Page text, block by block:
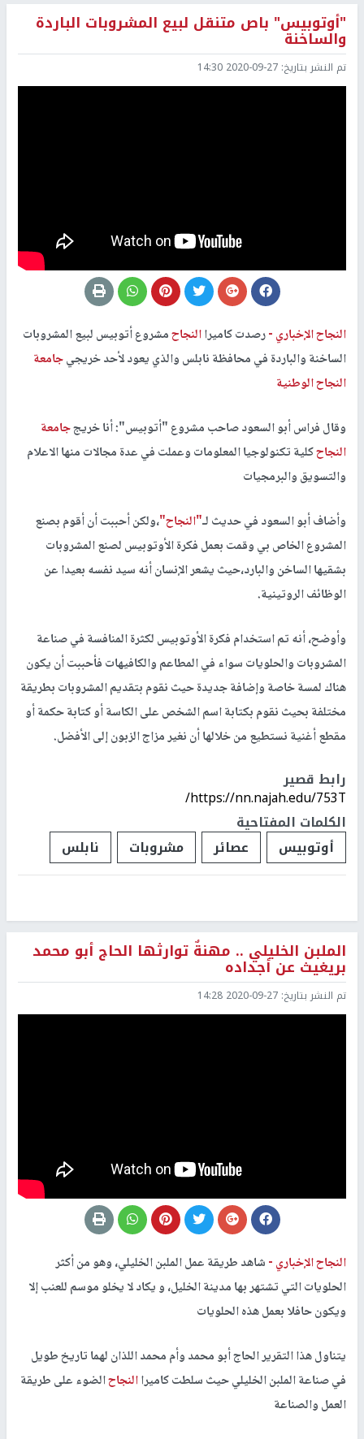
"أوتوبيس" باص متنقل لبيع المشروبات الباردة
والساخنة
تم النشر بتاريخ: 2020-09-27 14:30
النجاح الإخباري -رصدت كاميراالنجاحمشروع أتوبيس لبيع المشروبات
الساخنة والباردة في محافظة نابلس والذي يعود لأحد خريجيجامعة
النجاح الوطنية
وقال فراس أبو السعود صاحب مشروع "أتوبيس": أنا خريججامعة
النجاحكلية تكنولوجيا المعلومات وعملت في عدة مجالات منها الاعلام
والتسويق والبرمجيات
وأضاف أبو السعود في حديث لـ"النجاح"،ولكن أحببت أن أقوم بصنع
المشروع الخاص بي وقمت بعمل فكرة الأوتوبيس لصنع المشروبات
بشقيها الساخن والبارد،حيث يشعر الإنسان أنه سيد نفسه بعيدا عن
الوظائف الروتينية.
وأوضح، أنه تم استخدام فكرة الأوتوبيس لكثرة المنافسة في صناعة
المشروبات والحلويات سواء في المطاعم والكافيهات فأحببت أن يكون
هناك لمسة خاصة وإضافة جديدة حيث نقوم بتقديم المشروبات بطريقة
مختلفة بحيث نقوم بكتابة اسم الشخص على الكاسة أو كتابة حكمة أو
مقطع أغنية نستطيع من خلالها أن نغير مزاج الزبون إلى الأفضل.
رابط قصير
https://nn.najah.edu/753T/
الكلمات المفتاحية
أوتوبيس
عصائر مشروبات نابلس
الملبن الخليلي .. مهنةٌ توارثها الحاج أبو محمد
بريغيث عن أجداده
تم النشر بتاريخ: 2020-09-27 14:28
النجاح الإخباري -شاهد طريقة عمل الملبن الخليلي، وهو من أكثر
الحلويات التي تشتهر بها مدينة الخليل، و يكاد لا يخلو موسم للعنب إلا
ويكون حافلا بعمل هذه الحلويات
يتناول هذا التقرير الحاج أبو محمد وأم محمد اللذان لهما تاريخ طويل
في صناعة الملبن الخليلي حيث سلطت كاميراالنجاحالضوء على طريقة
العمل والصناعة